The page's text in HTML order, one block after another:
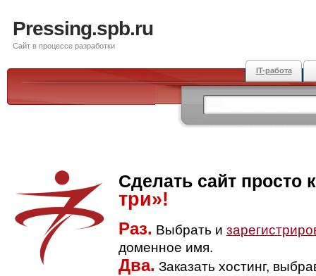
Pressing.spb.ru
Сайт в процессе разработки
IT-работа
Сделать сайт просто
три»!
Раз. Выбрать и
доменное имя.
Два. Заказать хостинг,